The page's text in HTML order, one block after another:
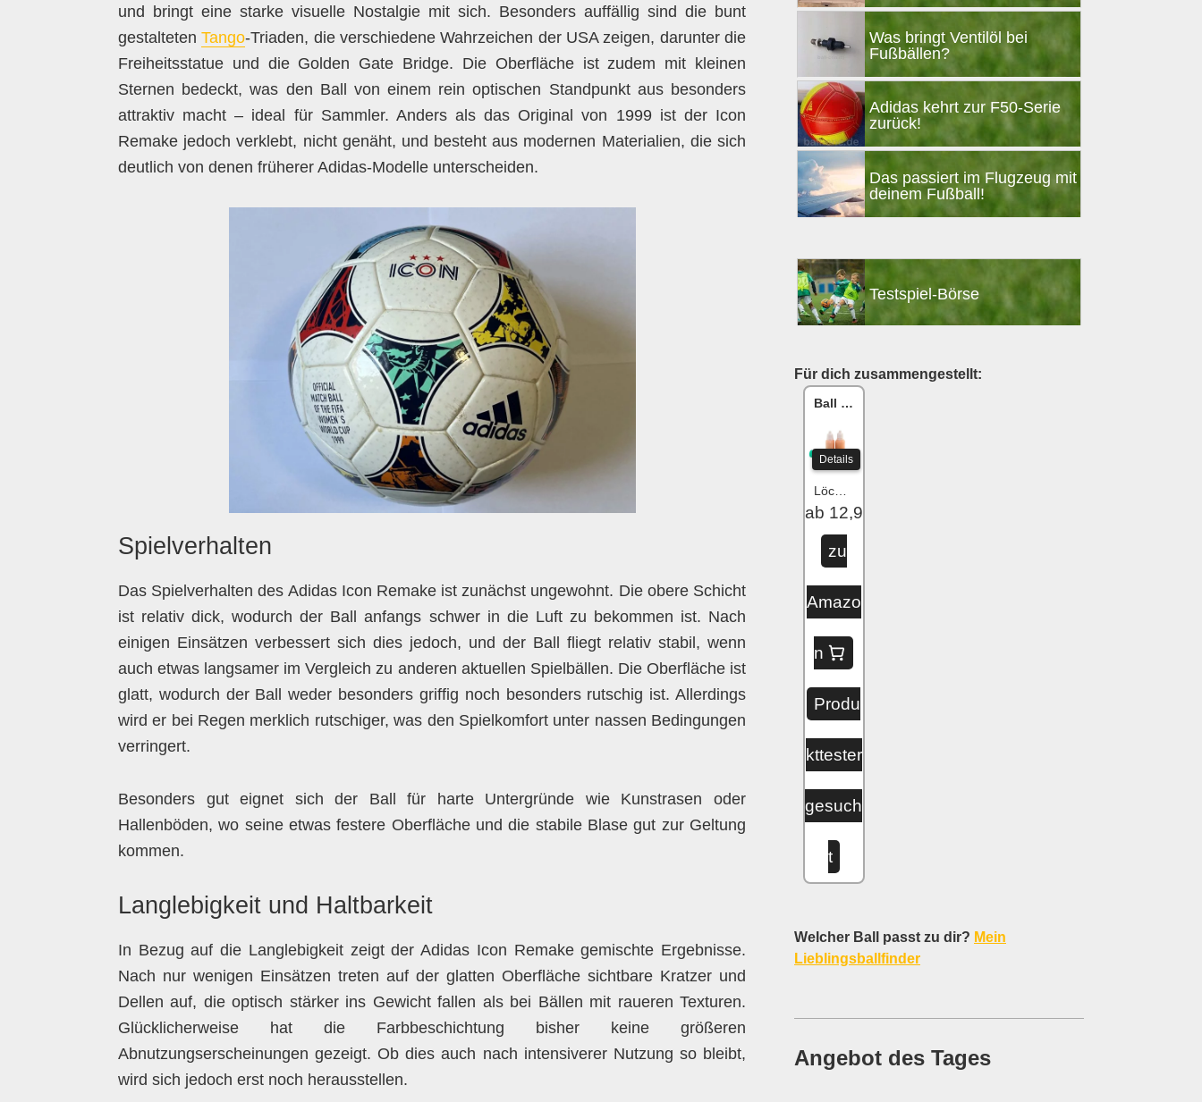
und bringt eine starke visuelle Nostalgie mit sich. Besonders auffällig sind die bunt
gestaltetenTango-Triaden, die verschiedene Wahrzeichen der USA zeigen, darunter die
Freiheitsstatue und die Golden Gate Bridge. Die Oberfläche ist zudem mit kleinen
Sternen bedeckt, was den Ball von einem rein optischen Standpunkt aus besonders
attraktiv macht – ideal für Sammler. Anders als das Original von 1999 ist der Icon
Remake jedoch verklebt, nicht genäht, und besteht aus modernen Materialien, die sich
deutlich von denen früherer Adidas-Modelle unterscheiden.
Spielverhalten
Das Spielverhalten des Adidas Icon Remake ist zunächst ungewohnt. Die obere Schicht
ist relativ dick, wodurch der Ball anfangs schwer in die Luft zu bekommen ist. Nach
einigen Einsätzen verbessert sich dies jedoch, und der Ball fliegt relativ stabil, wenn
auch etwas langsamer im Vergleich zu anderen aktuellen Spielbällen. Die Oberfläche ist
glatt, wodurch der Ball weder besonders griffig noch besonders rutschig ist. Allerdings
wird er bei Regen merklich rutschiger, was den Spielkomfort unter nassen Bedingungen
verringert.
Besonders gut eignet sich der Ball für harte Untergründe wie Kunstrasen oder
Hallenböden, wo seine etwas festere Oberfläche und die stabile Blase gut zur Geltung
kommen.
Langlebigkeit und Haltbarkeit
In Bezug auf die Langlebigkeit zeigt der Adidas Icon Remake gemischte Ergebnisse.
Nach nur wenigen Einsätzen treten auf der glatten Oberfläche sichtbare Kratzer und
Dellen auf, die optisch stärker ins Gewicht fallen als bei Bällen mit raueren Texturen.
Glücklicherweise hat die Farbbeschichtung bisher keine größeren
Abnutzungserscheinungen gezeigt. Ob dies auch nach intensiverer Nutzung so bleibt,
wird sich jedoch erst noch herausstellen.
Was bringt Ventilöl bei
Fußbällen?
Adidas kehrt zur F50-Serie
zurück!
Das passiert im Flugzeug mit
deinem Fußball!
Testspiel-Börse
Für dich zusammengestellt:
Ball One Reparaturset
Details
ab 12,99 €
zu
Amazo
n
Produ
kttester
gesuch
t
Welcher Ball passt zu dir? Mein
Lieblingsballfinder
Angebot des Tages